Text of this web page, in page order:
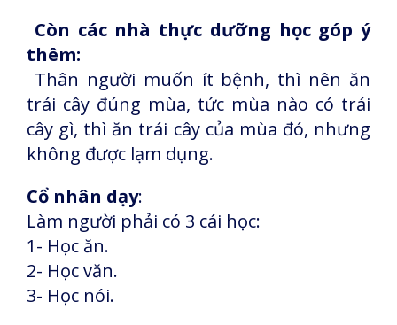
Còn các nhà thực dưỡng học góp ý
thêm:
Thân người muốn ít bệnh, thì nên ăn
trái cây đúng mùa, tức mùa nào có trái
cây gì, thì ăn trái cây của mùa đó, nhưng
không được lạm dụng.
Cổ nhân dạy:
Làm người phải có 3 cái học:
1- Học ăn.
2- Học văn.
3- Học nói.